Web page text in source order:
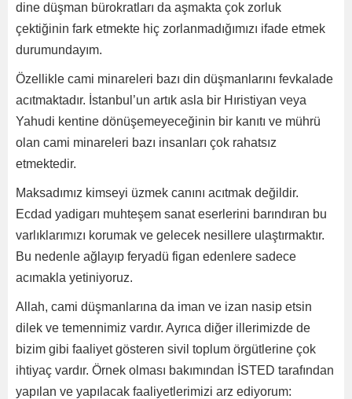
dine düşman bürokratları da aşmakta çok zorluk
çektiğinin fark etmekte hiç zorlanmadığımızı ifade etmek
durumundayım.
Özellikle cami minareleri bazı din düşmanlarını fevkalade
acıtmaktadır. İstanbul’un artık asla bir Hıristiyan veya
Yahudi kentine dönüşemeyeceğinin bir kanıtı ve mührü
olan cami minareleri bazı insanları çok rahatsız
etmektedir.
Maksadımız kimseyi üzmek canını acıtmak değildir.
Ecdad yadigarı muhteşem sanat eserlerini barındıran bu
varlıklarımızı korumak ve gelecek nesillere ulaştırmaktır.
Bu nedenle ağlayıp feryadü figan edenlere sadece
acımakla yetiniyoruz.
Allah, cami düşmanlarına da iman ve izan nasip etsin
dilek ve temennimiz vardır. Ayrıca diğer illerimizde de
bizim gibi faaliyet gösteren sivil toplum örgütlerine çok
ihtiyaç vardır. Örnek olması bakımından İSTED tarafından
yapılan ve yapılacak faaliyetlerimizi arz ediyorum: